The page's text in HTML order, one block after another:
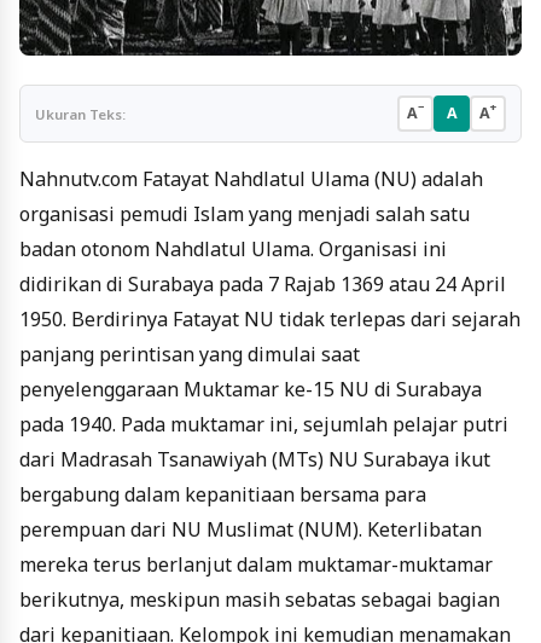
Ukuran Teks: A− A A+
Nahnutv.com Fatayat Nahdlatul Ulama (NU) adalah
organisasi pemudi Islam yang menjadi salah satu
badan otonom Nahdlatul Ulama. Organisasi ini
didirikan di Surabaya pada 7 Rajab 1369 atau 24 April
1950. Berdirinya Fatayat NU tidak terlepas dari sejarah
panjang perintisan yang dimulai saat
penyelenggaraan Muktamar ke-15 NU di Surabaya
pada 1940. Pada muktamar ini, sejumlah pelajar putri
dari Madrasah Tsanawiyah (MTs) NU Surabaya ikut
bergabung dalam kepanitiaan bersama para
perempuan dari NU Muslimat (NUM). Keterlibatan
mereka terus berlanjut dalam muktamar-muktamar
berikutnya, meskipun masih sebatas sebagai bagian
dari kepanitiaan. Kelompok ini kemudian menamakan